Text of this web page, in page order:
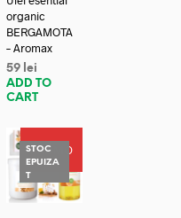
organic
BERGAMOTA
– Aromax
59 lei
ADD TO
CART
PROMO
STOC
EPUIZA
T